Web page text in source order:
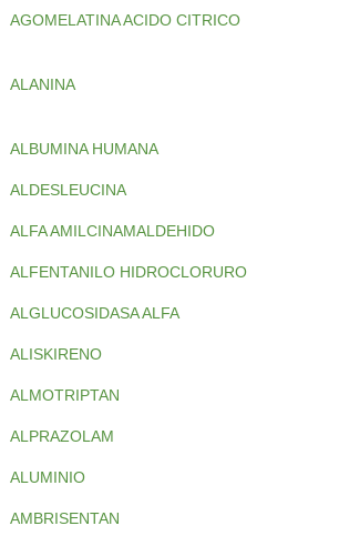
AGOMELATINA ACIDO CITRICO
ALANINA
ALBUMINA HUMANA
ALDESLEUCINA
ALFA AMILCINAMALDEHIDO
ALFENTANILO HIDROCLORURO
ALGLUCOSIDASA ALFA
ALISKIRENO
ALMOTRIPTAN
ALPRAZOLAM
ALUMINIO
AMBRISENTAN